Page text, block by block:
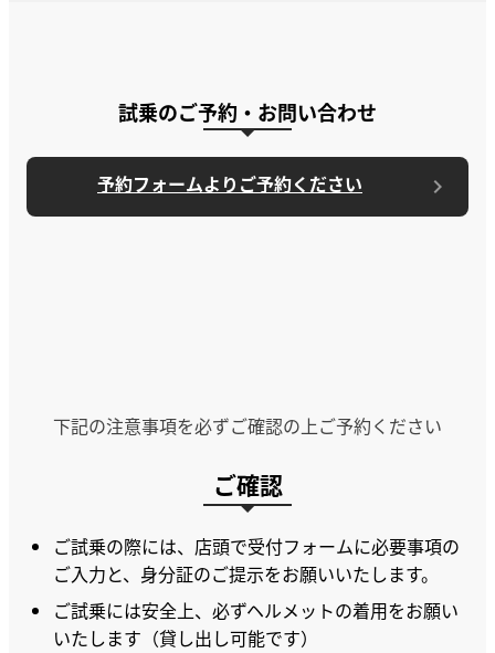
試乗のご予約・お問い合わせ
予約フォームよりご予約ください
下記の注意事項を必ずご確認の上ご予約ください
ご確認
ご試乗の際には、店頭で受付フォームに必要事項の
ご入力と、身分証のご提示をお願いいたします。
ご試乗には安全上、必ずヘルメットの着用をお願い
いたします（貸し出し可能です）